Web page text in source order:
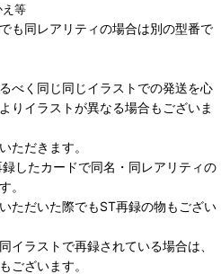
え等
も同レアリティの場合は別の型番で
べく同じ同じイラストでの発送を心
りイラストが異なる場合もございま
ただきます。
したカードで同名・同レアリティの
。
ただいた際でもST再録の物もござい
イラストで再録されている場合は、
ございます。